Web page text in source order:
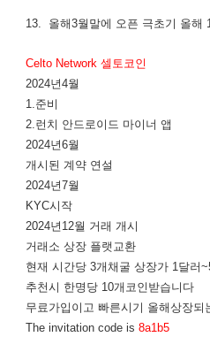
13. 올해3월말에 오픈 극초기 올해
Celto Network 셀토코인
2024년4월
1.준비
2.런치 안드로이드 마이너 앱
2024년6월
개시된 계약 연설
2024년7월
KYC시작
2024년12월 거래 개시
거래소 상장 플랫교환
현재 시간당 3개채굴 상장가 1달러
추천시 한명당 10개코인받습니다
무료가입이고 빠른시기 올해상장되
The invitation code is8a1b5